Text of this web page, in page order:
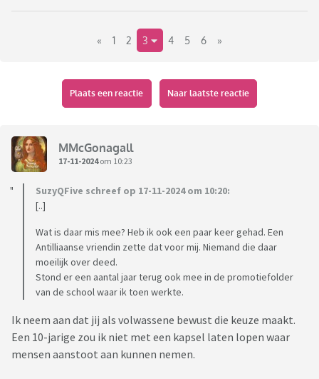
« 1 2 3 4 5 6 »
Plaats een reactie Naar laatste reactie
MMcGonagall
17-11-2024om 10:23
SuzyQFive schreef op 17-11-2024 om 10:20:
[..]
Wat is daar mis mee? Heb ik ook een paar keer gehad. Een
Antilliaanse vriendin zette dat voor mij. Niemand die daar
moeilijk over deed.
Stond er een aantal jaar terug ook mee in de promotiefolder
van de school waar ik toen werkte.
Ik neem aan dat jij als volwassene bewust die keuze maakt.
Een 10-jarige zou ik niet met een kapsel laten lopen waar
mensen aanstoot aan kunnen nemen.